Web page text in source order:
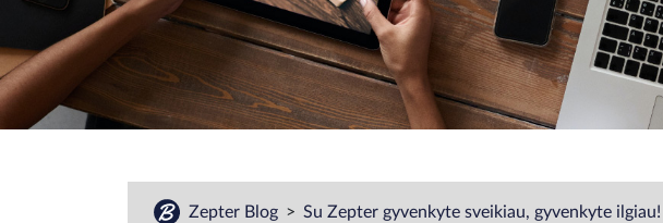
Zepter Blog Su Zepter gyvenkyte sveikiau, gyvenkyte ilgiau!